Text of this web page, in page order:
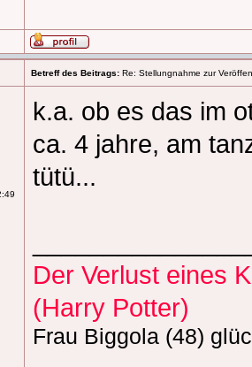
Betreff des Beitrags: Re: Stellungnahme zur
k.a. ob es das im
ca. 4 jahre, am
tütü...
Der Verlust eines
(Harry Potter)
Frau Biggola (48)